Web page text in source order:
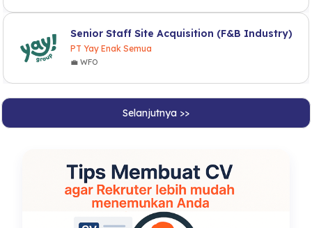
Senior Staff Site Acquisition (F&B Industry)
PT Yay Enak Semua
💼 WFO
Selanjutnya >>